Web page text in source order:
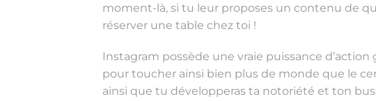
moment-là, si tu leur proposes un contenu de
réserver une table chez toi !
Instagram possède une vraie puissance
pour toucher ainsi bien plus de monde que le
ainsi que tu développeras ta notoriété et ton